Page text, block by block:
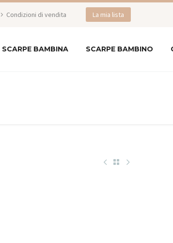
Condizioni di vendita La mia lista
SCARPE BAMBINA SCARPE BAMBINO